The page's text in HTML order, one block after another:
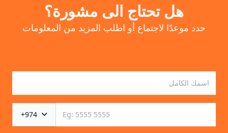
هل تحتاج الى مشورة؟
حدد موعدًا لاجتماع أو اطلب المزيد من المعلومات
+974